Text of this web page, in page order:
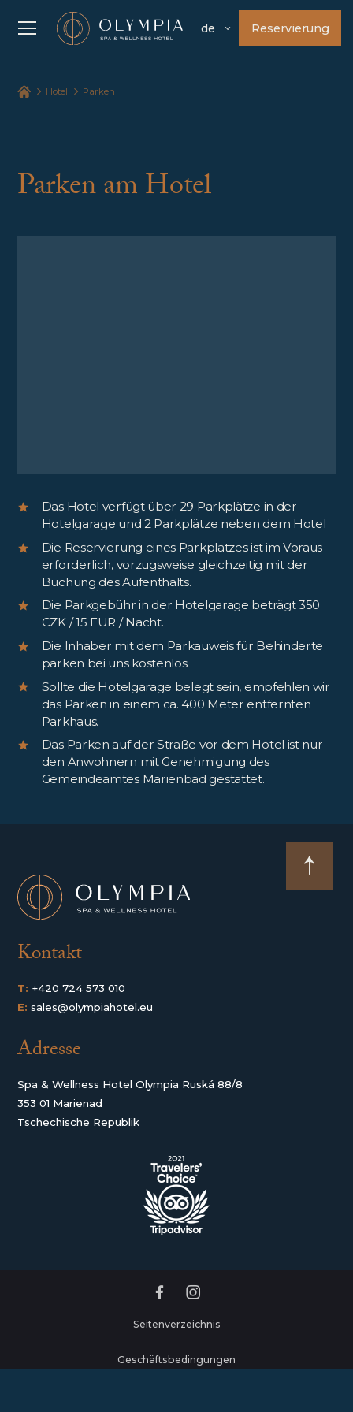
de Reservierung
Hotel Parken
Parken am Hotel
Das Hotel verfügt über 29 Parkplätze in der
Hotelgarage und 2 Parkplätze neben dem Hotel
Die Reservierung eines Parkplatzes ist im Voraus
erforderlich, vorzugsweise gleichzeitig mit der
Buchung des Aufenthalts.
Die Parkgebühr in der Hotelgarage beträgt 350
CZK / 15 EUR / Nacht.
Die Inhaber mit dem Parkauweis für Behinderte
parken bei uns kostenlos.
Sollte die Hotelgarage belegt sein, empfehlen wir
das Parken in einem ca. 400 Meter entfernten
Parkhaus.
Das Parken auf der Straße vor dem Hotel ist nur
den Anwohnern mit Genehmigung des
Gemeindeamtes Marienbad gestattet.
Kontakt
T: +420 724 573 010
E: sales@olympiahotel.eu
Adresse
Spa & Wellness Hotel Olympia Ruská 88/8
353 01 Marienad
Tschechische Republik
Seitenverzeichnis
Geschäftsbedingungen